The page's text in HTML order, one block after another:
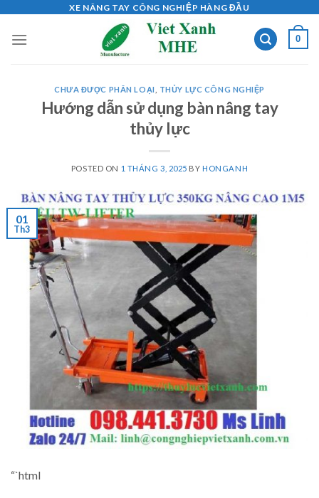
content
XE NÂNG TAY CÔNG NGHIỆP HÀNG ĐẦU
0
CHƯA ĐƯỢC PHÂN LOẠI THỦY LỰC CÔNG NGHIỆP
Hướng dẫn sử dụng bàn nâng tay
thủy lực
POSTED ON 1 THÁNG 3, 2025 BYHONGANH
01
Th3
“`html